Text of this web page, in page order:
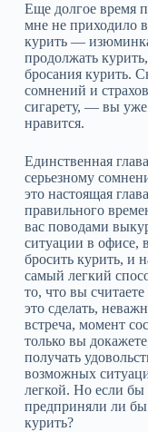
Еще долгое время
мне не приходило
курить —
продолжать
бросания курить.
сомнений и
сигарету, — вы
нравится.
Единственная
серьезному
это настоящая
правильного
вас поводами
ситуации в офисе,
бросить курить, и
самый легкий
то, что вы
это сделать,
встреча, момент
только вы
получать
возможных
легкой. Но если бы
предприняли ли бы
курить?